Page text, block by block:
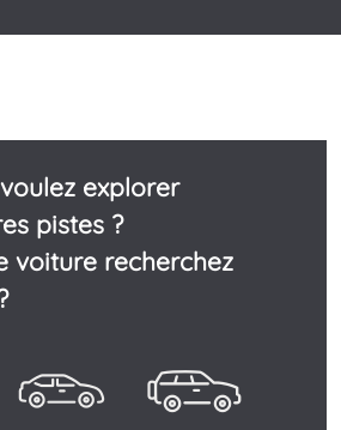
explorer
pistes ?
voiture recherchez